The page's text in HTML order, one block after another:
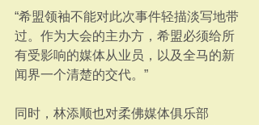
“希盟领袖不能对此次事件轻描淡写地带
过。作为大会的主办方，希盟必须给所
有受影响的媒体从业员，以及全马的新
闻界一个清楚的交代。”
同时，林添顺也对柔佛媒体俱乐部